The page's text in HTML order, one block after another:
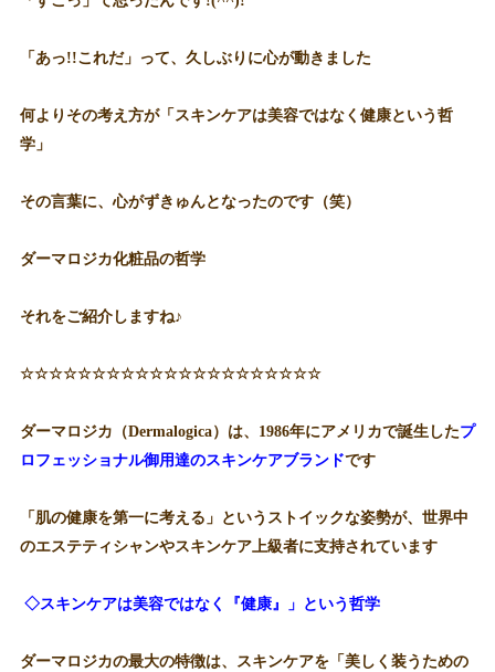
「あっ!!これだ」って、久しぶりに心が動きました
何よりその考え方が「スキンケアは美容ではなく健康という哲
学」
その言葉に、心がずきゅんとなったのです（笑）
ダーマロジカ化粧品の哲学
それをご紹介しますね♪
☆☆☆☆☆☆☆☆☆☆☆☆☆☆☆☆☆☆☆☆☆
ダーマロジカ（Dermalogica）は、1986年にアメリカで誕生したプ
ロフェッショナル御用達のスキンケアブランドです
「肌の健康を第一に考える」というストイックな姿勢が、世界中
のエステティシャンやスキンケア上級者に支持されています
◇スキンケアは美容ではなく『健康』」という哲学
ダーマロジカの最大の特徴は、スキンケアを「美しく装うための